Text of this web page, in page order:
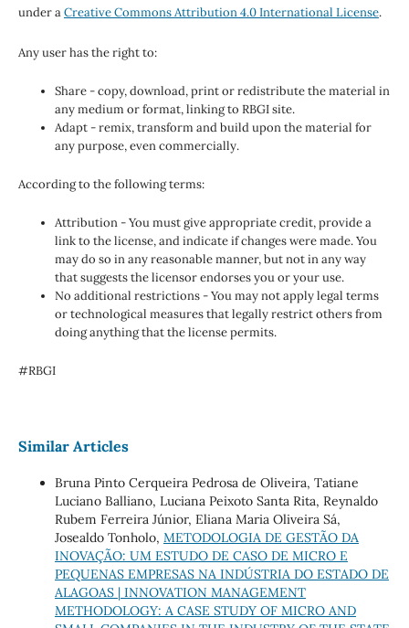
under aCreative Commons Attribution 4.0 International License.
Any user has the right to:
Share - copy, download, print or redistribute the material in
any medium or format, linking to RBGI site.
Adapt - remix, transform and build upon the material for
any purpose, even commercially.
According to the following terms:
Attribution - You must give appropriate credit, provide a
link to the license, and indicate if changes were made. You
may do so in any reasonable manner, but not in any way
that suggests the licensor endorses you or your use.
No additional restrictions - You may not apply legal terms
or technological measures that legally restrict others from
doing anything that the license permits.
#RBGI
Similar Articles
Bruna Pinto Cerqueira Pedrosa de Oliveira, Tatiane
Luciano Balliano, Luciana Peixoto Santa Rita, Reynaldo
Rubem Ferreira Júnior, Eliana Maria Oliveira Sá,
Josealdo Tonholo, METODOLOGIA DE GESTÃO DA
INOVAÇÃO: UM ESTUDO DE CASO DE MICRO E
PEQUENAS EMPRESAS NA INDÚSTRIA DO ESTADO DE
ALAGOAS | INNOVATION MANAGEMENT
METHODOLOGY: A CASE STUDY OF MICRO AND